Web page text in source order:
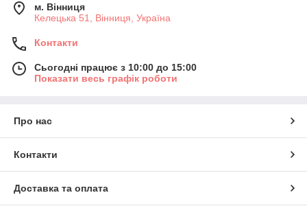
м. Вінниця
Келецька 51, Вінниця, Україна
Контакти
Сьогодні працює з 10:00 до 15:00
Показати весь графік роботи
Про нас
Контакти
Доставка та оплата